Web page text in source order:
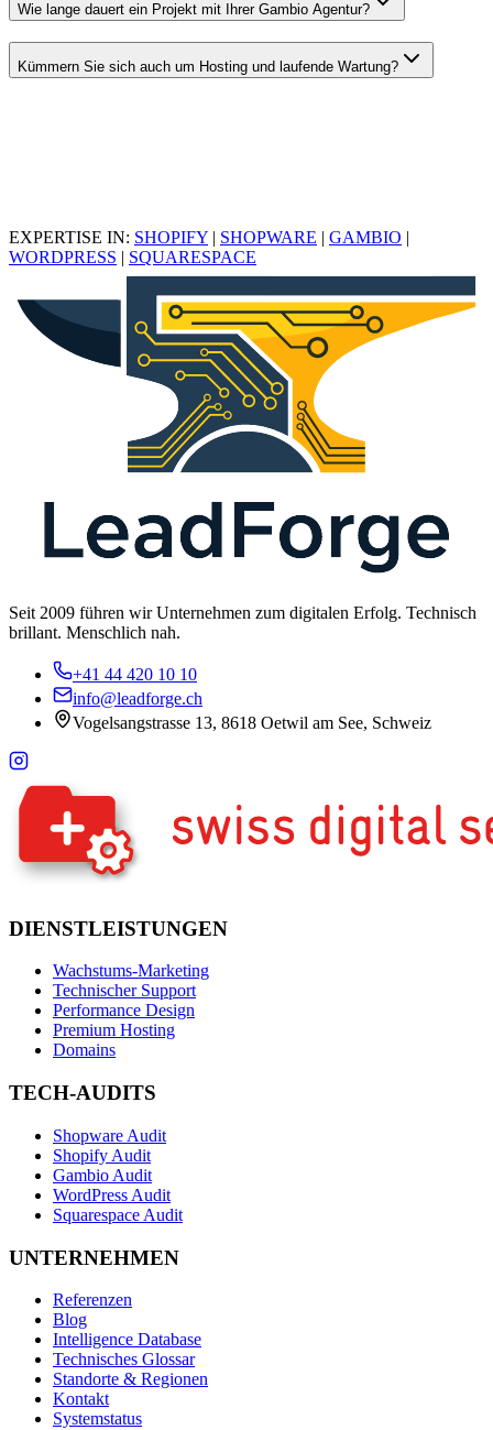
Wie lange dauert ein Projekt mit Ihrer Gambio Agentur?
Kümmern Sie sich auch um Hosting und laufende Wartung?
EXPERTISE IN: SHOPIFY | SHOPWARE | GAMBIO |
WORDPRESS | SQUARESPACE
Seit 2009 führen wir Unternehmen zum digitalen Erfolg. Technisch
brillant. Menschlich nah.
+41 44 420 10 10
info@leadforge.ch
Vogelsangstrasse 13, 8618 Oetwil am See, Schweiz
DIENSTLEISTUNGEN
Wachstums-Marketing
Technischer Support
Performance Design
Premium Hosting
Domains
TECH-AUDITS
Shopware Audit
Shopify Audit
Gambio Audit
WordPress Audit
Squarespace Audit
UNTERNEHMEN
Referenzen
Blog
Intelligence Database
Technisches Glossar
Standorte & Regionen
Kontakt
Systemstatus